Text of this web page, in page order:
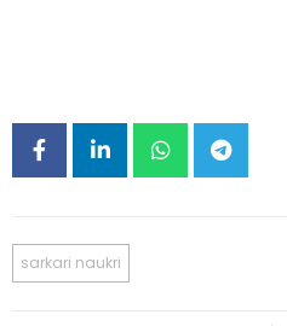
sarkari naukri